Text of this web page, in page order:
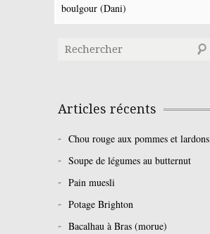
boulgour (Dani)
Articles récents
Chou rouge aux pommes et lardons
Soupe de légumes au butternut
Pain muesli
Potage Brighton
Bacalhau à Bras (morue)